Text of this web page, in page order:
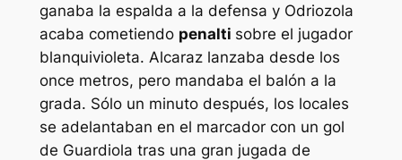
ganaba la espalda a la defensa y Odriozola
acaba cometiendo penalti sobre el jugador
blanquivioleta. Alcaraz lanzaba desde los
once metros, pero mandaba el balón a la
grada. Sólo un minuto después, los locales
se adelantaban en el marcador con un gol
de Guardiola tras una gran jugada de